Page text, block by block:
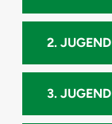
2. JUGEND
3. JUGEND